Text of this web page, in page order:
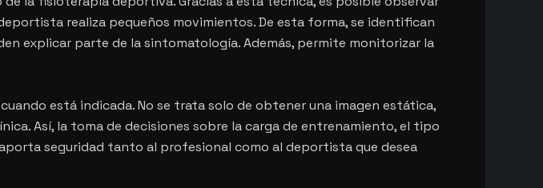
realiza pequeños movimientos. De esta forma, se identifican
explicar parte de la sintomatología. Además, permite monitorizar la
está indicada. No se trata solo de obtener una imagen estática,
Así, la toma de decisiones sobre la carga de entrenamiento, el tipo
seguridad tanto al profesional como al deportista que desea